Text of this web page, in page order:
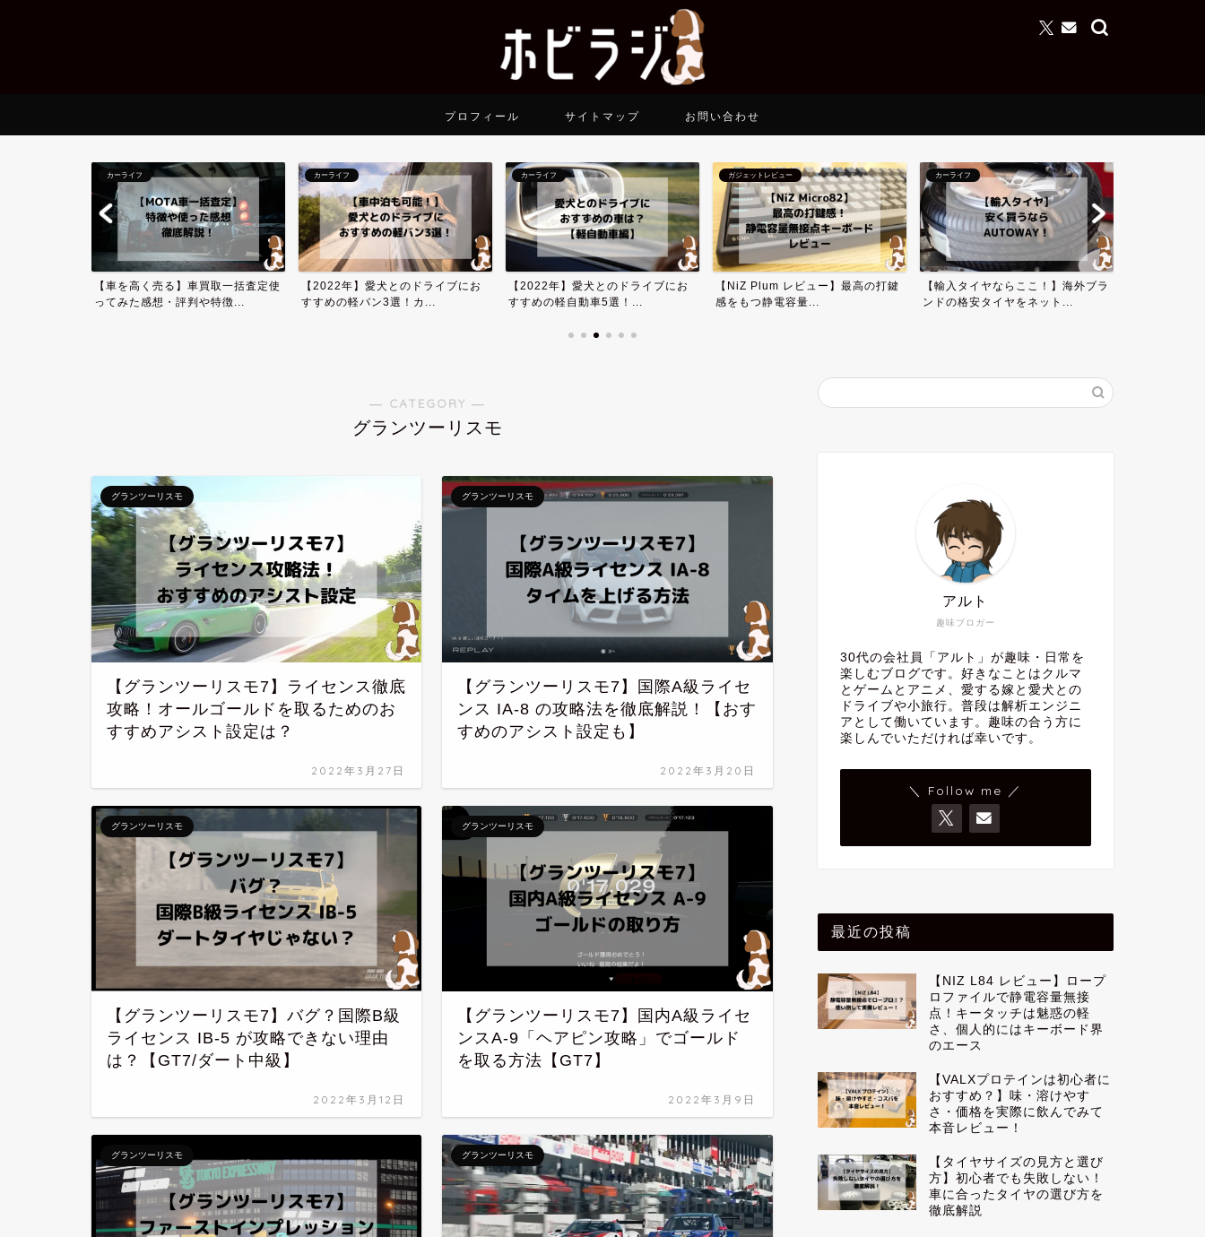
プロフィール サイトマップ お問い合わせ
カーライフ
【車を高く売る】車買取一括査定使
ってみた感想・評判や特徴...
カーライフ
【2022年】愛犬とのドライブにお
すすめの軽バン3選！カ...
カーライフ
【2022年】愛犬とのドライブにお
すすめの軽自動車5選！...
ガジェットレビュー
【NiZ Plum レビュー】最高の打鍵
感をもつ静電容量...
カーライフ
【輸入タイヤならここ！】海外ブラ
ンドの格安タイヤをネット...
― CATEGORY ―
グランツーリスモ
グランツーリスモ
【グランツーリスモ7】ライセンス徹底
攻略！オールゴールドを取るためのお
すすめアシスト設定は？
2022年3月27日
グランツーリスモ
【グランツーリスモ7】国際A級ライセ
ンス IA-8 の攻略法を徹底解説！【おす
すめのアシスト設定も】
2022年3月20日
グランツーリスモ
【グランツーリスモ7】バグ？国際B級
ライセンス IB-5 が攻略できない理由
は？【GT7/ダート中級】
2022年3月12日
グランツーリスモ
【グランツーリスモ7】国内A級ライセ
ンスA-9「ヘアピン攻略」でゴールド
を取る方法【GT7】
2022年3月9日
グランツーリスモ グランツーリスモ
趣味ブロガー
アルト
30代の会社員「アルト」が趣味・日常を
楽しむブログです。好きなことはクルマ
とゲームとアニメ、愛する嫁と愛犬との
ドライブや小旅行。普段は解析エンジニ
アとして働いています。趣味の合う方に
楽しんでいただければ幸いです。
＼ Follow me ／
最近の投稿
【NIZ L84 レビュー】ロープ
ロファイルで静電容量無接
点！キータッチは魅惑の軽
さ、個人的にはキーボード界
のエース
【VALXプロテインは初心者に
おすすめ？】味・溶けやす
さ・価格を実際に飲んでみて
本音レビュー！
【タイヤサイズの見方と選び
方】初心者でも失敗しない！
車に合ったタイヤの選び方を
徹底解説